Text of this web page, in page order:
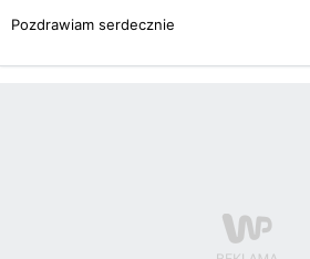
Pozdrawiam serdecznie